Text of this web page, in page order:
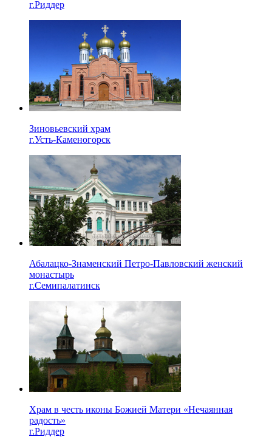
г.Риддер
Зиновьевский храм
г.Усть-Каменогорск
Абалацко-Знаменский Петро-Павловский женский
монастырь
г.Семипалатинск
Храм в честь иконы Божией Матери «Нечаянная
радость»
г.Риддер